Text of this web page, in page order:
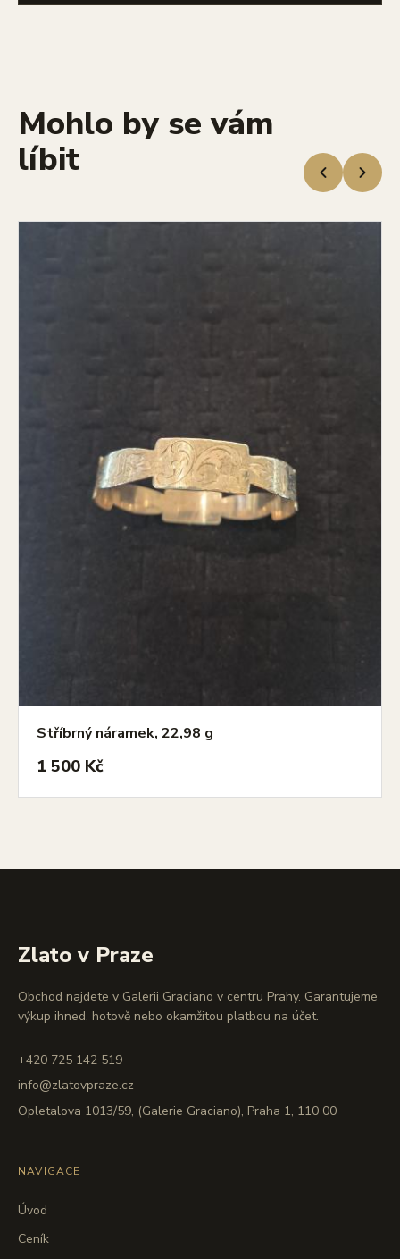
Mohlo by se vám
líbit
Stříbrný náramek, 22,98 g
1 500 Kč
Zlato v Praze
Obchod najdete v Galerii Graciano v centru Prahy. Garantujeme
výkup ihned, hotově nebo okamžitou platbou na účet.
+420 725 142 519
info@zlatovpraze.cz
Opletalova 1013/59, (Galerie Graciano), Praha 1, 110 00
NAVIGACE
Úvod
Ceník